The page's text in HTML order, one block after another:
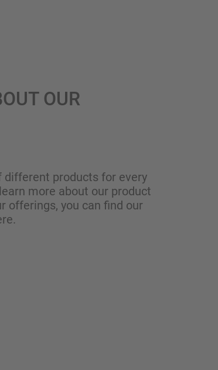
OUR
different products for every
more about our product
offerings, you can find our